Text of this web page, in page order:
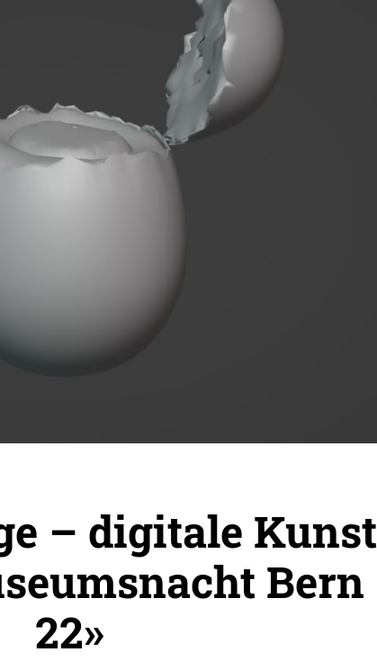
– digitale Kunst
Bern
22»